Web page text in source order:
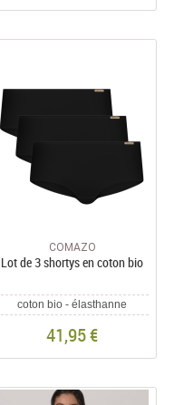
COMAZO
Lot de 3 shortys en coton bio
coton bio - élasthanne
41,95 €